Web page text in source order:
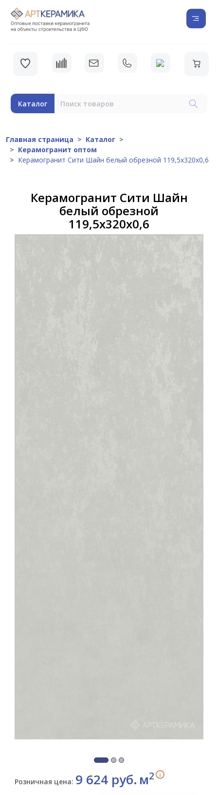
Каталог
Главная страница
Каталог
Керамогранит оптом
Керамогранит Сити Шайн белый обрезной 119,5x320x0,6
Керамогранит Сити Шайн
белый обрезной
119,5x320x0,6
Розничная цена: 9 624 руб. м2 i